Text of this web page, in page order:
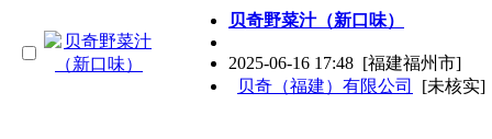
贝奇野菜汁（新口味）
2025-06-16 17:48 [福建福州市]
贝奇（福建）有限公司
[未核实]